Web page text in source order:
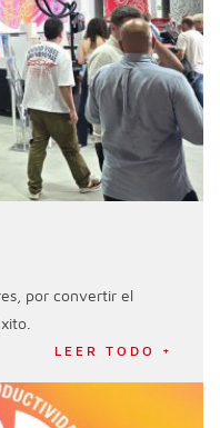
por convertir el
LEER TODO +